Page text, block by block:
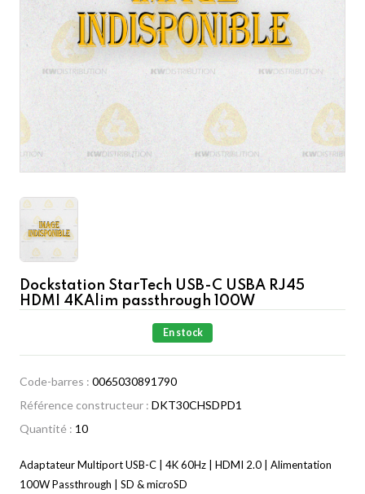
Dockstation StarTech USB-C USBA RJ45
HDMI 4KAlim passthrough 100W
En stock
Code-barres : 0065030891790
Référence constructeur : DKT30CHSDPD1
Quantité : 10
Adaptateur Multiport USB-C | 4K 60Hz | HDMI 2.0 | Alimentation
100W Passthrough | SD & microSD